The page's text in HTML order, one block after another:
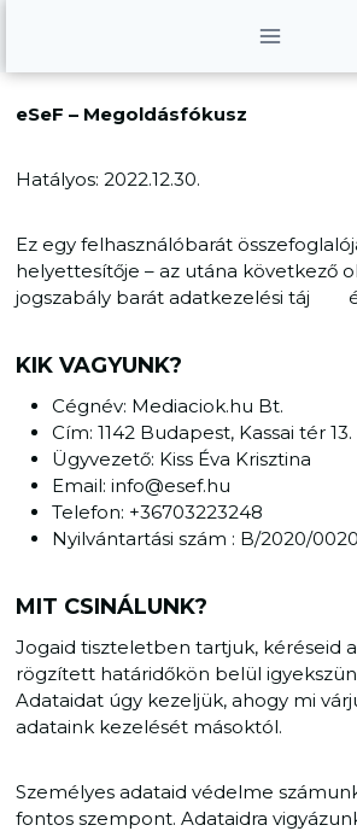
eSeF – Megoldásfókusz
Hatályos: 2022.12.30.
Ez egy felhasználóbarát
helyettesítője – az utána következő
jogszabály barát adatkezelési táj
KIK VAGYUNK?
Cégnév: Mediaciok.hu Bt.
Cím: 1142 Budapest, Kassai tér 13.
Ügyvezető: Kiss Éva Krisztina
Email: info@esef.hu
Telefon: +36703223248
Nyilvántartási szám : B/2020/
MIT CSINÁLUNK?
Jogaid tiszteletben tartjuk, kéréseid
rögzített határidőkön belül
Adataidat úgy kezeljük, ahogy mi
adataink kezelését másoktól.
Személyes adataid védelme
fontos szempont. Adataidra